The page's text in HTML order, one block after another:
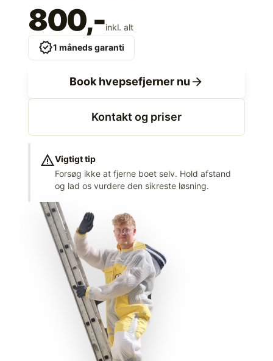
800,-inkl. alt
verified1 måneds garanti
Book hvepsefjerner nu arrow_forward
Kontakt og priser
warningVigtigt tip
Forsøg ikke at fjerne boet selv. Hold afstand
og lad os vurdere den sikreste løsning.